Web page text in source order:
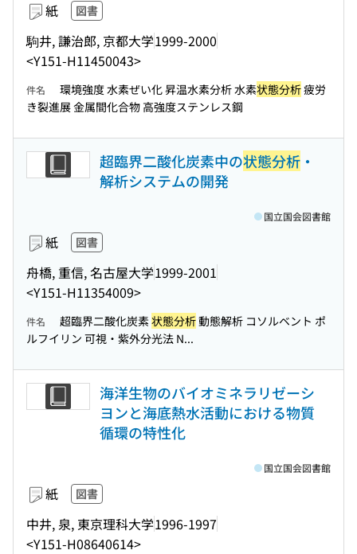
紙 図書
駒井, 謙治郎, 京都大学1999-2000
<Y151-H11450043>
件名 環境強度 水素ぜい化 昇温水素分析 水素状態分析疲労
き裂進展 金属間化合物 高強度ステンレス鋼
超臨界二酸化炭素中の状態分析 ・
解析システムの開発
紙 図書
舟橋, 重信, 名古屋大学1999-2001
<Y151-H11354009>
国立国会図書館
件名 超臨界二酸化炭素 状態分析動態解析 コソルベント ポ
ルフイリン 可視・紫外分光法 N...
海洋生物のバイオミネラリゼーシ
ヨンと海底熱水活動における物質
循環の特性化
紙 図書
中井, 泉, 東京理科大学1996-1997
<Y151-H08640614>
国立国会図書館